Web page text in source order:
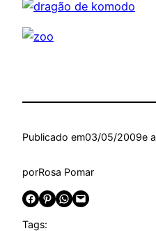
Publicado em03/05/2009e
porRosa Pomar
Share on Facebook Share on Pinterest Share on WhatsApp Email this Page
Tags: